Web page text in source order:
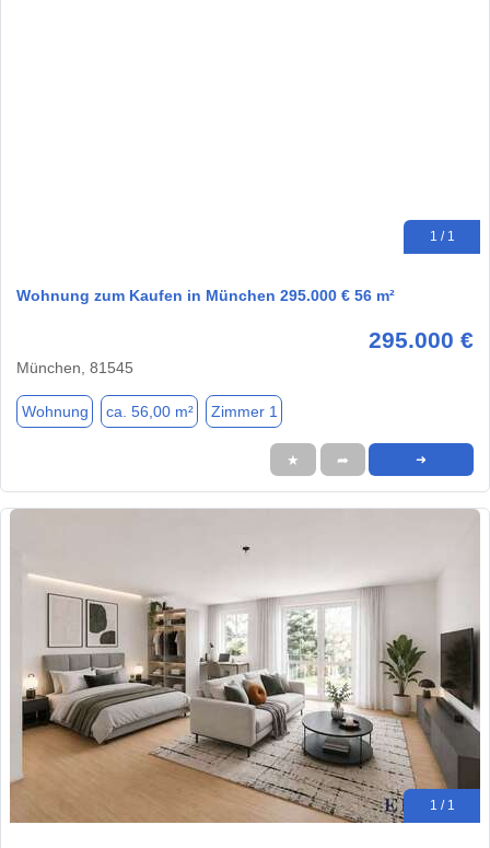
1 / 1
Wohnung zum Kaufen in München 295.000 € 56 m²
295.000 €
München, 81545
Wohnung ca. 56,00 m² Zimmer 1
★ ➦ ➜
1 / 1